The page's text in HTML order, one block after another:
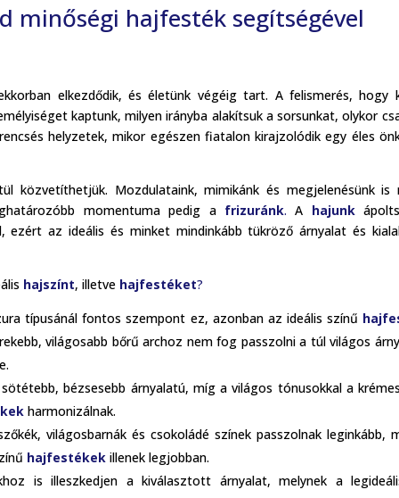
minőségi hajfesték segítségével
elkezdődik, és életünk végéig tart. A felismerés, hogy
kaptunk, milyen irányba alakítsuk a sorsunkat, olykor
helyzetek, mikor egészen fiatalon kirajzolódik egy éles
közvetíthetjük. Mozdulataink, mimikánk és megjelenésünk is
momentuma pedig a frizuránk.A hajunk
az ideális és minket mindinkább tükröző árnyalat és
hajszínt, illetve hajfestéket?
típusánál fontos szempont ez, azonban az ideális színű
világosabb bőrű archoz nem fog passzolni a túl világos
bézsesebb árnyalatú, míg a világos tónusokkal a
harmonizálnak.
világosbarnák és csokoládé színek passzolnak leginkább,
hajfestékek illenek legjobban.
is illeszkedjen a kiválasztott árnyalat, melynek a